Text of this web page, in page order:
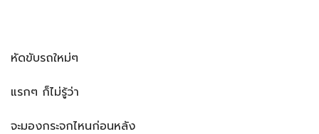
หัดขับรถใหม่ๆ
แรกๆ ก็ไม่รู้ว่า
จะมองกระจกไหนก่อนหลัง